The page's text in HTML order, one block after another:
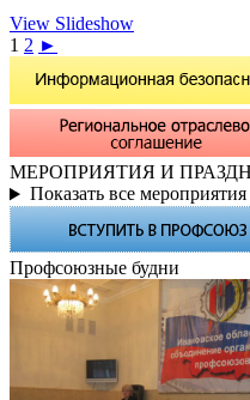
View Slideshow
1 2 ►
МЕРОПРИЯТИЯ И
Показать все мероприятия
Профсоюзные будни